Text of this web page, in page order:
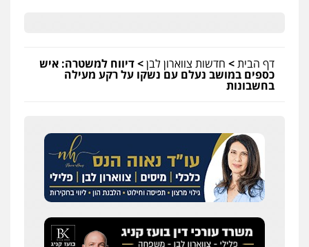
דף הבית> חדשות צווארון לבן>דיווח למשטרה: איש
כספים במושב נעלם עם נשקו על רקע מעילה
בחשבונות
סמים עבירות מין
0523647066
משפט פלילי
0545437431
עו"ד תומר בנישתי
פלילי מעצרים וחקירות צווארון לבן פשיעה
חמורה
0546657865